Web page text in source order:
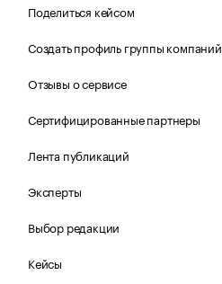
Поделиться кейсом
Создать профиль группы компаний
Отзывы о сервисе
Сертифицированные партнеры
Лента публикаций
Эксперты
Выбор редакции
Кейсы